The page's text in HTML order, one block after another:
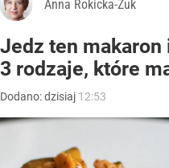
Anna Rokicka-Żuk
Jedz ten
3 rodzaje, które
Dodano:dzisiaj 12:53